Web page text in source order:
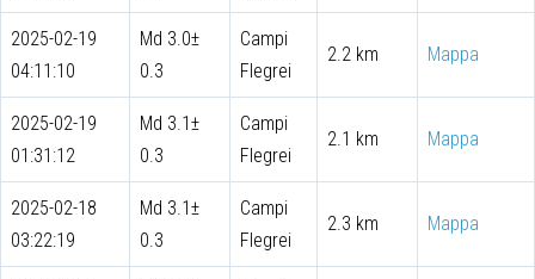
2025-02-19
04:11:10
Md 3.0±
0.3
Campi
Flegrei
2.2 km Mappa
2025-02-19
01:31:12
Md 3.1±
0.3
Campi
Flegrei
2.1 km Mappa
2025-02-18
03:22:19
Md 3.1±
0.3
Campi
Flegrei
2.3 km Mappa